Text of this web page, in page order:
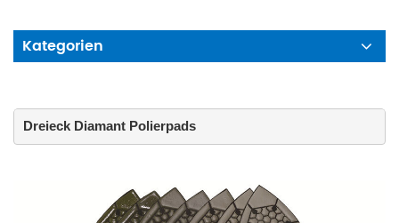
Kategorien
Dreieck Diamant Polierpads